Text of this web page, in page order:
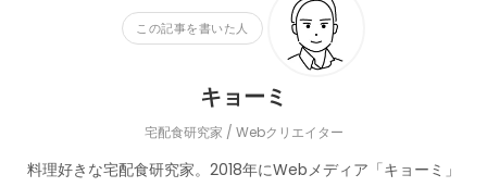
この記事を書いた人
キョーミ
宅配食研究家 / Webクリエイター
料理好きな宅配食研究家。2018年にWebメディア「キョーミ」